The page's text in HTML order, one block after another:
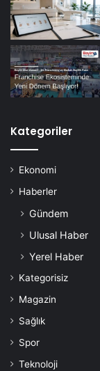
Kategoriler
Ekonomi
Haberler
Gündem
Ulusal Haber
Yerel Haber
Kategorisiz
Magazin
Sağlık
Spor
Teknoloji